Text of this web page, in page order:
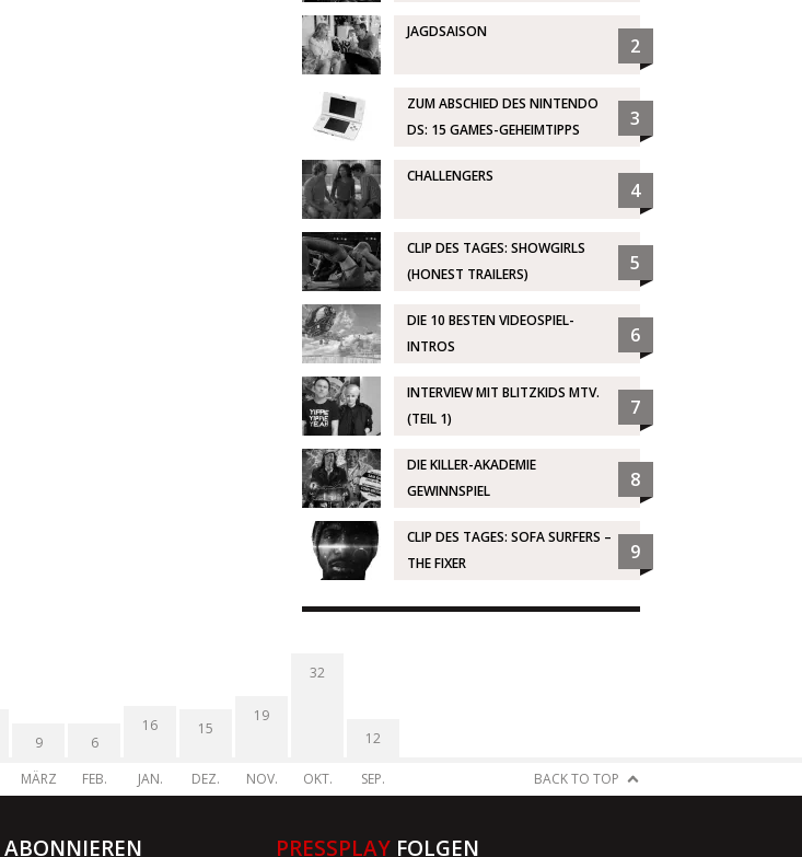
JAGDSAISON
2
ZUM ABSCHIED DES NINTENDO
DS: 15 GAMES-GEHEIMTIPPS
3
CHALLENGERS
4
CLIP DES TAGES: SHOWGIRLS
(HONEST TRAILERS)
5
DIE 10 BESTEN VIDEOSPIEL-
INTROS
6
INTERVIEW MIT BLITZKIDS MTV.
(TEIL 1)
7
DIE KILLER-AKADEMIE
GEWINNSPIEL
8
CLIP DES TAGES: SOFA SURFERS –
THE FIXER
9
9
MÄRZ
6
FEB.
16
JAN.
15
DEZ.
19
NOV.
32
OKT.
12
SEP. BACK TO TOP
ABONNIEREN PRESSPLAYFOLGEN